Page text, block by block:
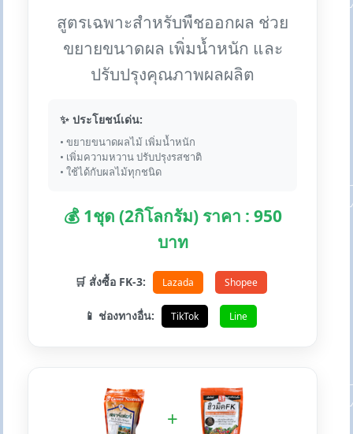
สูตรเฉพาะสำหรับพืชออกผล ช่วย
ขยายขนาดผล เพิ่มน้ำหนัก และ
ปรับปรุงคุณภาพผลผลิต
✨ ประโยชน์เด่น:
• ขยายขนาดผลไม้ เพิ่มน้ำหนัก
• เพิ่มความหวาน ปรับปรุงรสชาติ
• ใช้ได้กับผลไม้ทุกชนิด
💰 1ชุด (2กิโลกรัม) ราคา : 950
บาท
🛒 สั่งซื้อ FK-3: Lazada Shopee
📱 ช่องทางอื่น: TikTok Line
+